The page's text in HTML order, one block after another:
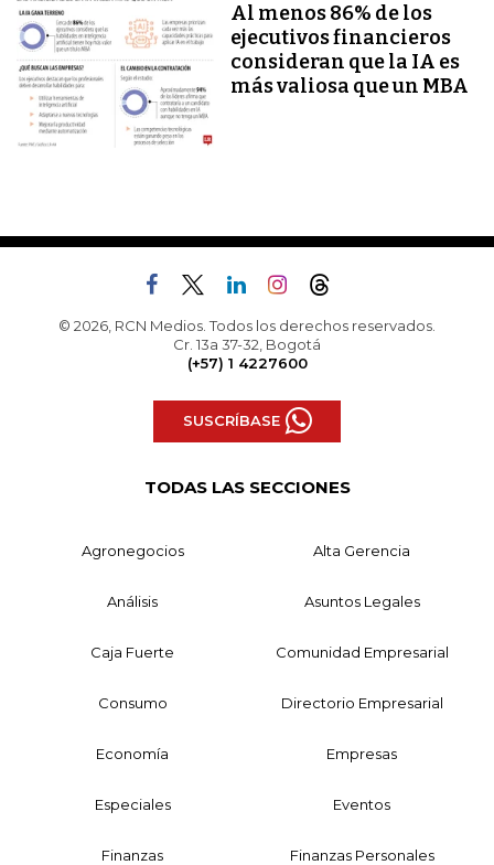
Al menos 86% de los
ejecutivos financieros
consideran que la IA es
más valiosa que un MBA
© 2026, RCN Medios. Todos los derechos reservados.
Cr. 13a 37-32, Bogotá
(+57) 1 4227600
SUSCRÍBASE
TODAS LAS SECCIONES
Agronegocios Alta Gerencia
Análisis Asuntos Legales
Caja Fuerte Comunidad Empresarial
Consumo Directorio Empresarial
Economía Empresas
Especiales Eventos
Finanzas Finanzas Personales